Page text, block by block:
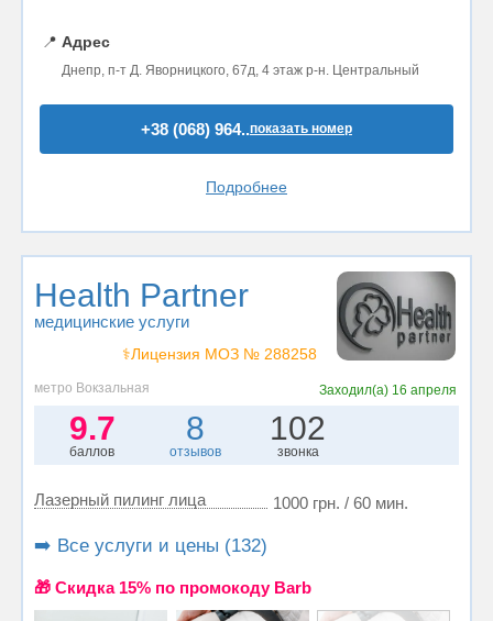
📍 Адрес
Днепр, п-т Д. Яворницкого, 67д, 4 этаж р-н. Центральный
+38 (068) 964..показать номер
Подробнее
Health Partner
медицинские услуги
⚕️Лицензия МОЗ № 288258
метро Вокзальная Заходил(а) 16 апреля
9.7
баллов
8
отзывов
102
звонка
Лазерный пилинг лица 1000 грн. / 60 мин.
➡️ Все услуги и цены (132)
🎁 Cкидка 15% по промокоду Barb